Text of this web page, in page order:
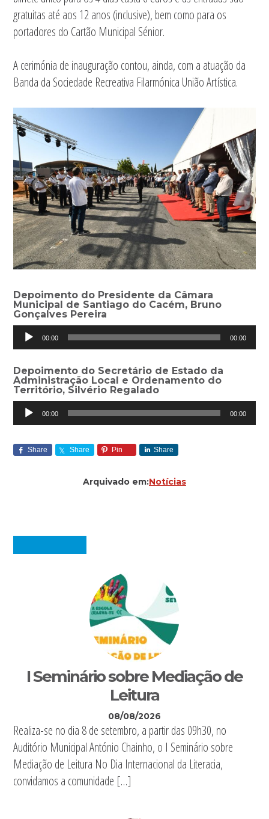
gratuitas até aos 12 anos (inclusive), bem como para os
portadores do Cartão Municipal Sénior.
A cerimónia de inauguração contou, ainda, com a atuação da
Banda da Sociedade Recreativa Filarmónica União Artística.
Depoimento do Presidente da Câmara
Municipal de Santiago do Cacém, Bruno
Gonçalves Pereira
Reprodutor
de
áudio
00:00 00:00
Depoimento do Secretário de Estado da
Administração Local e Ordenamento do
Território, Silvério Regalado
Reprodutor
de
áudio
00:00 00:00
Share Share Pin Share
Arquivado em:Notícias
I Seminário sobre Mediação de
Leitura
08/08/2026
Realiza-se no dia 8 de setembro, a partir das 09h30, no
Auditório Municipal António Chainho, o I Seminário sobre
Mediação de Leitura No Dia Internacional da Literacia,
convidamos a comunidade […]